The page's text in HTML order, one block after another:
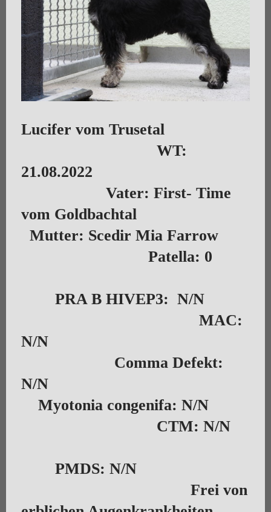
Lucifer vom Trusetal
WT:
21.08.2022
Vater: First- Time
vom Goldbachtal
Mutter: Scedir Mia Farrow
Patella: 0
PRA B HIVEP3: N/N
MAC:
N/N
Comma Defekt:
N/N
Myotonia congenifa: N/N
CTM: N/N
PMDS: N/N
Frei von